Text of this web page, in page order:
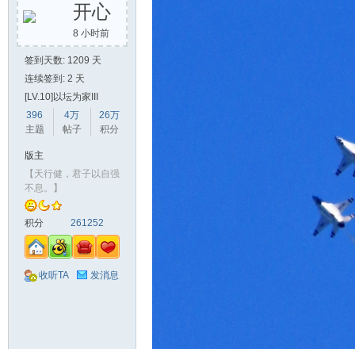
开心
8 小时前
签到天数: 1209 天
连续签到: 2 天
[LV.10]以坛为家III
396
主题
4万
帖子
26万
积分
版主
【天行健，君子以自强
不息。】
积分 261252
收听TA 发消息